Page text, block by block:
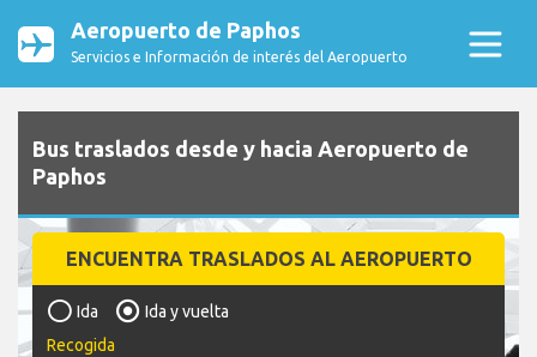
Aeropuerto de Paphos
Servicios e Información de interés del Aeropuerto
Bus traslados desde y hacia Aeropuerto de
Paphos
ENCUENTRA TRASLADOS AL AEROPUERTO
Ida
Ida y vuelta
Recogida